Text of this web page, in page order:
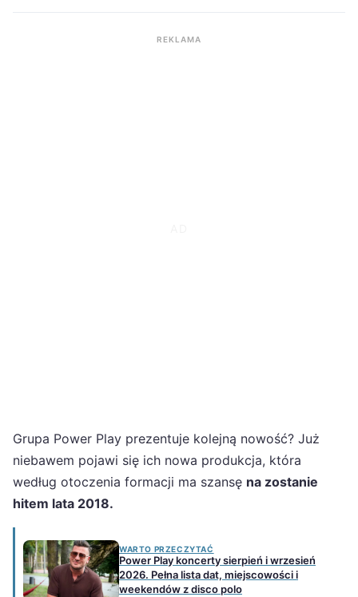
REKLAMA
Grupa Power Play prezentuje kolejną nowość? Już
niebawem pojawi się ich nowa produkcja, która
według otoczenia formacji ma szansę na zostanie
hitem lata 2018.
WARTO PRZECZYTAĆ
Power Play koncerty sierpień i wrzesień
2026. Pełna lista dat, miejscowości i
weekendów z disco polo